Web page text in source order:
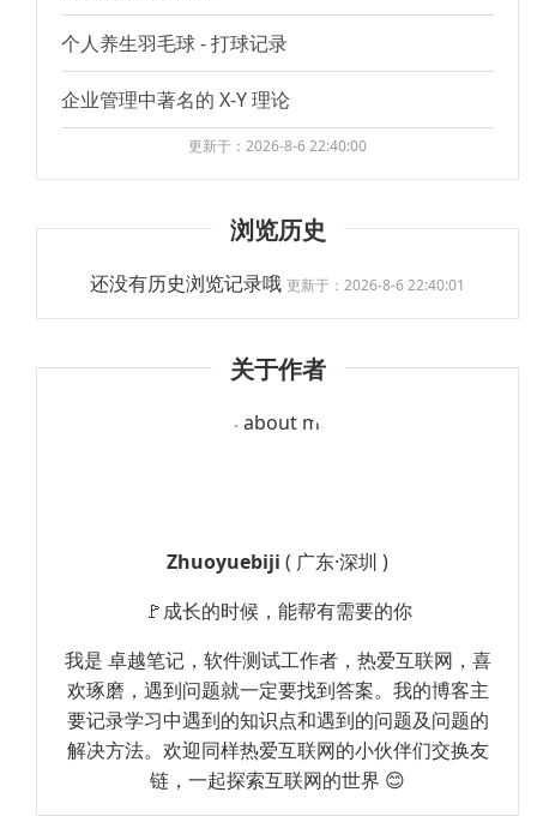
个人养生羽毛球 - 打球记录
企业管理中著名的 X-Y 理论
更新于：2026-8-6 22:40:00
浏览历史
还没有历史浏览记录哦 更新于：2026-8-6 22:40:01
关于作者
Zhuoyuebiji ( 广东·深圳 )
🚩成长的时候，能帮有需要的你
我是 卓越笔记，软件测试工作者，热爱互联网，喜
欢琢磨，遇到问题就一定要找到答案。我的博客主
要记录学习中遇到的知识点和遇到的问题及问题的
解决方法。欢迎同样热爱互联网的小伙伴们交换友
链，一起探索互联网的世界 😊